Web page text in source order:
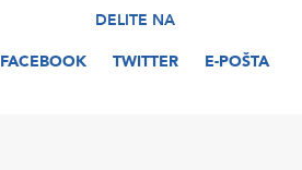
DELITE NA
FACEBOOK
TWITTER E-POŠTA